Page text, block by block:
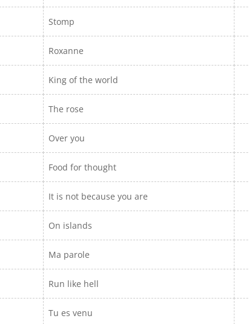
Stomp
Roxanne
King of the world
The rose
Over you
Food for thought
It is not because you are
On islands
Ma parole
Run like hell
Tu es venu